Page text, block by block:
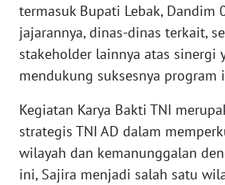
termasuk Bupati Lebak, Dandim
jajarannya, dinas-dinas terkait,
stakeholder lainnya atas sinergi
mendukung suksesnya program
Kegiatan Karya Bakti TNI
strategis TNI AD dalam
wilayah dan kemanunggalan
ini, Sajira menjadi salah satu
NTB
WN
WN
SULBAR